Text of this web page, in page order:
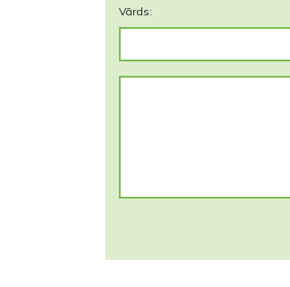
Vārds: